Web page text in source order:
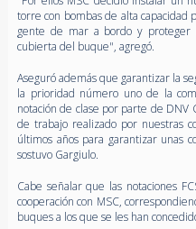
torre con bombas de alta capacidad
gente de mar a bordo y proteger
cubierta del buque", agregó.
Aseguró además que garantizar la
la prioridad número uno de la
notación de clase por parte de
de trabajo realizado por nuestras
últimos años para garantizar unas
sostuvo Gargiulo.
Cabe señalar que las notaciones
cooperación con MSC,
buques a los que se les han